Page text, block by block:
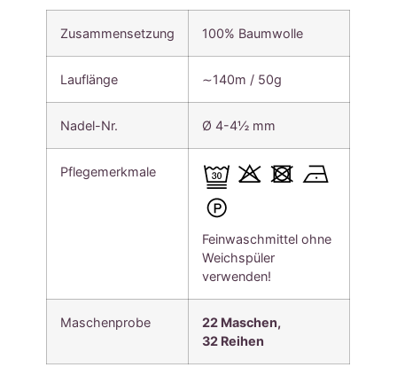
Zusammensetzung 100% Baumwolle
Lauflänge ∼140m / 50g
Nadel-Nr. Ø 4-4½ mm
Pflegemerkmale
Feinwaschmittel ohne
Weichspüler
verwenden!
Maschenprobe
22 Maschen,
32 Reihen